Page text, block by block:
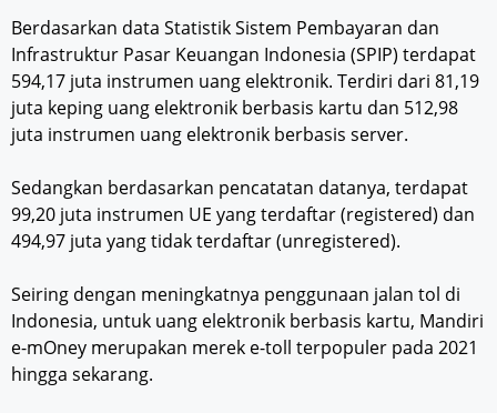
Berdasarkan data Statistik Sistem Pembayaran dan
Infrastruktur Pasar Keuangan Indonesia (SPIP) terdapat
594,17 juta instrumen uang elektronik. Terdiri dari 81,19
juta keping uang elektronik berbasis kartu dan 512,98
juta instrumen uang elektronik berbasis server.
Sedangkan berdasarkan pencatatan datanya, terdapat
99,20 juta instrumen UE yang terdaftar (registered) dan
494,97 juta yang tidak terdaftar (unregistered).
Seiring dengan meningkatnya penggunaan jalan tol di
Indonesia, untuk uang elektronik berbasis kartu, Mandiri
e-mOney merupakan merek e-toll terpopuler pada 2021
hingga sekarang.